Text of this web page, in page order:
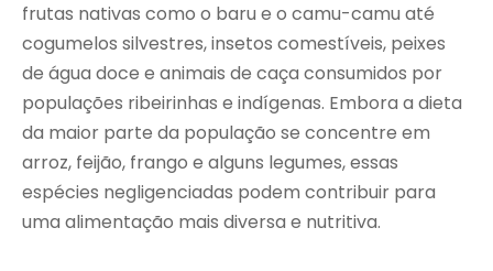
frutas nativas como o baru e o camu-camu até
cogumelos silvestres, insetos comestíveis, peixes
de água doce e animais de caça consumidos por
populações ribeirinhas e indígenas. Embora a dieta
da maior parte da população se concentre em
arroz, feijão, frango e alguns legumes, essas
espécies negligenciadas podem contribuir para
uma alimentação mais diversa e nutritiva.